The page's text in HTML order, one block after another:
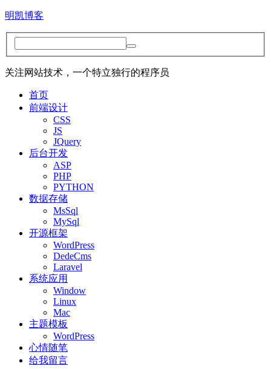
明凯博客
关注网站技术，一个特立独行的程序员
首页
前端设计
CSS
JS
JQuery
后台开发
ASP
PHP
PYTHON
数据存储
MsSql
MySql
开源框架
WordPress
DedeCms
Laravel
系统应用
Window
Linux
Mac
主题模板
WordPress
心情随笔
给我留言